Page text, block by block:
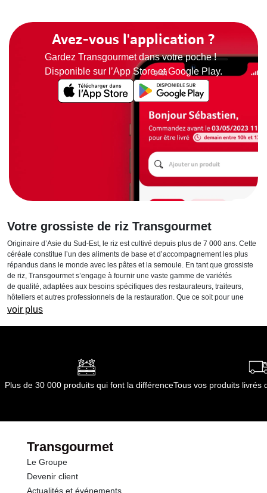
Avez-vous l'application ?
Gardez Transgourmet dans votre poche !
Disponible sur l’App Store et Google Play.
Votre grossiste de riz Transgourmet
Originaire d’Asie du Sud-Est, le riz est cultivé depuis plus de 7 000 ans. Cette
céréale constitue l’un des aliments de base et d’accompagnement les plus
répandus dans le monde avec les pâtes et la semoule. En tant que grossiste
de riz, Transgourmet s’engage à fournir une vaste gamme de variétés
de qualité, adaptées aux besoins spécifiques des restaurateurs, traiteurs,
hôteliers et autres professionnels de la restauration. Que ce soit pour une
préparation sucrée ou salée ou pour un type de plat spécial, nous avons le riz
Le long grain
États-Unis. Parmi les variétés les plus connues, on retrouve :
Le riz basmati : il s’agit d’un grain blanc, long, fin et parfumé
(comme l’indique son nom en hindi) qui développe un léger
voir plus
Plus de 30 000 produits qui font la différenceTous vos produits livrés
Transgourmet
Le Groupe
Devenir client
Actualités et événements